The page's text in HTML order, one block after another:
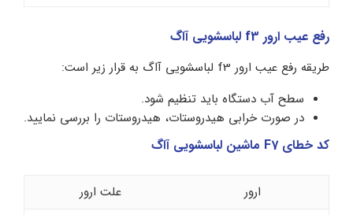
رفع عیب ارور f3 لباسشویی آاگ
طریقه رفع عیب ارور f3 لباسشویی آاگ به قرار زیر است:
سطح آب دستگاه باید تنظیم شود.
در صورت خرابی هیدروستات، هیدروستات را بررسی نمایید.
کد خطای F7 ماشین لباسشویی آاگ
ارور
علت ارور